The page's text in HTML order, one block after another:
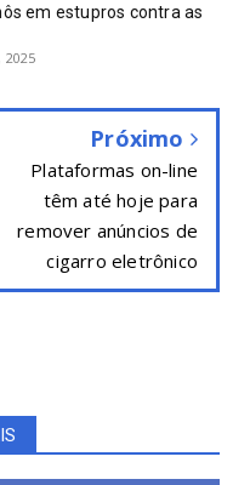
em estupros contra as
Próximo
Plataformas on-line
têm até hoje para
remover anúncios de
cigarro eletrônico